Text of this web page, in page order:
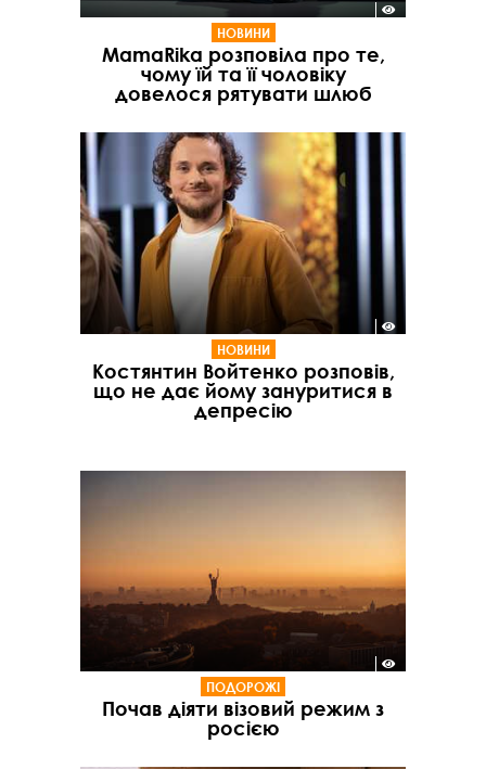
НОВИНИ
MamaRika розповіла про те,
чому їй та її чоловіку
довелося рятувати шлюб
НОВИНИ
Костянтин Войтенко розповів,
що не дає йому зануритися в
депресію
ПОДОРОЖІ
Почав діяти візовий режим з
росією